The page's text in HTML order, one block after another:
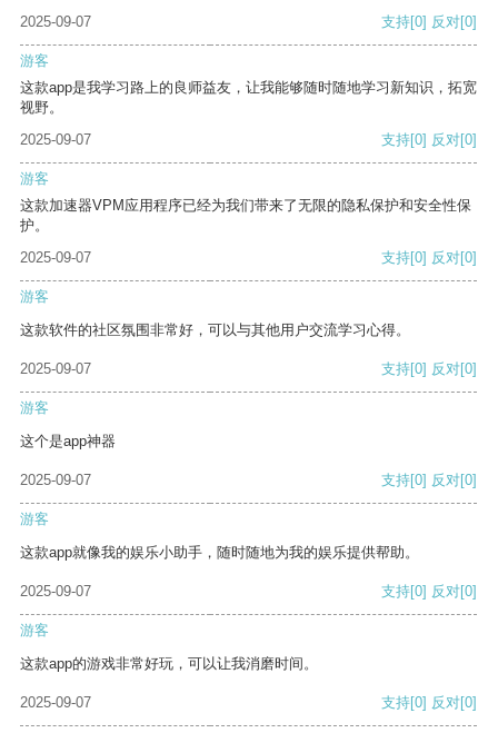
2025-09-07
支持[0] 反对[0]
游客
这款app是我学习路上的良师益友，让我能够随时随地学习新知识，拓宽
视野。
2025-09-07
支持[0] 反对[0]
游客
这款加速器VPM应用程序已经为我们带来了无限的隐私保护和安全性保
护。
2025-09-07
支持[0] 反对[0]
游客
这款软件的社区氛围非常好，可以与其他用户交流学习心得。
2025-09-07 支持[0] 反对[0]
游客
这个是app神器
2025-09-07 支持[0] 反对[0]
游客
这款app就像我的娱乐小助手，随时随地为我的娱乐提供帮助。
2025-09-07 支持[0] 反对[0]
游客
这款app的游戏非常好玩，可以让我消磨时间。
2025-09-07 支持[0] 反对[0]